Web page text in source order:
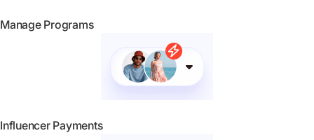
Manage Programs
Influencer Payments